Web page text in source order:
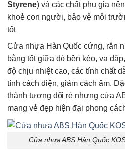
Styrene) và các chất phụ gia
khoẻ con người, bảo vệ môi
tốt
Cửa nhựa Hàn Quốc cứng, rắn
bằng tốt giữa độ bền kéo, va
độ chịu nhiệt cao, các tính chất
tính cách điện, giảm cách âm.
thành tương đối rẻ nhưng cửa
mang vẻ đẹp hiện đại phong
Cửa nhựa ABS Hàn Quốc